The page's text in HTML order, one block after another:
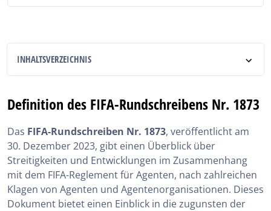
INHALTSVERZEICHNIS
Bedeutung und Reichweite des FIFA-Rundschreibens
Relevanz des FIFA-Rundschreibens Nr. 1873 für
Kandidaten der FIFA-Prüfung
SportsAgent Institute unterstützt Sie beim
Verständnis der rechtlichen Herausforderungen des
Rundschreibens 1873
Definition des FIFA-Rundschreibens Nr. 1873
Das FIFA-Rundschreiben Nr. 1873, veröffentlicht am
30. Dezember 2023, gibt einen Überblick über
Streitigkeiten und Entwicklungen im Zusammenhang
mit dem FIFA-Reglement für Agenten, nach zahlreichen
Klagen von Agenten und Agentenorganisationen. Dieses
Dokument bietet einen Einblick in die zugunsten der